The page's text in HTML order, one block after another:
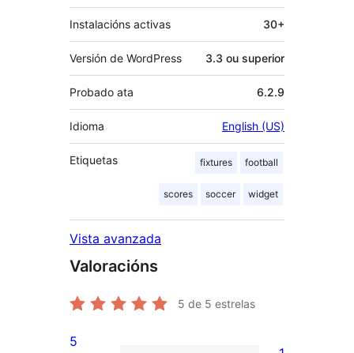
Instalacións activas 30+
Versión de WordPress 3.3 ou superior
Probado ata 6.2.9
Idioma English (US)
Etiquetas fixtures football
scores soccer widget
Vista avanzada
Valoracións
5 de 5 estrelas
5